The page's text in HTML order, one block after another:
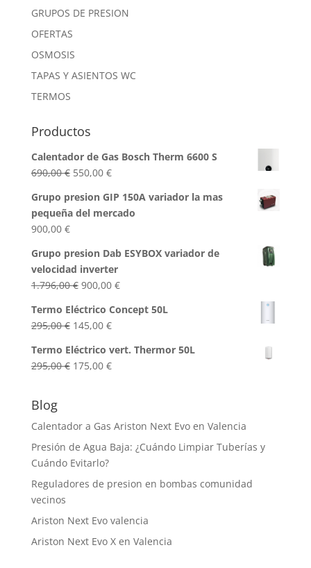
GRUPOS DE PRESION
OFERTAS
OSMOSIS
TAPAS Y ASIENTOS WC
TERMOS
Productos
Calentador de Gas Bosch Therm 6600 S
690,00€ El
original
era:
550,00 €El
actual
es:
Grupo presion GIP 150A variador la mas
pequeña del mercado
900,00 €
Grupo presion Dab ESYBOX variador de
velocidad inverter
1.796,00€ El
original
era:
1.796,00 €.
900,00 €El
actual
900,00 €.
Termo Eléctrico Concept 50L
295,00€ El
original
era:
145,00 €El
actual
es:
Termo Eléctrico vert. Thermor 50L
295,00€ El
295,00 €.
175,00 €El
175,00 €.
Blog
Calentador a Gas Ariston Next Evo en Valencia
Presión de Agua Baja: ¿Cuándo Limpiar Tuberías y
Cuándo Evitarlo?
Reguladores de presion en bombas comunidad
vecinos
Ariston Next Evo valencia
Ariston Next Evo X en Valencia